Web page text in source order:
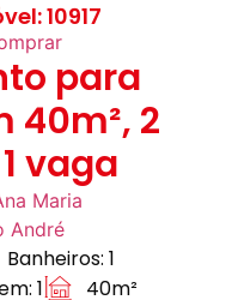
10917
para
40m², 2
vaga
Maria
André
Banheiros: 1
1
40m²